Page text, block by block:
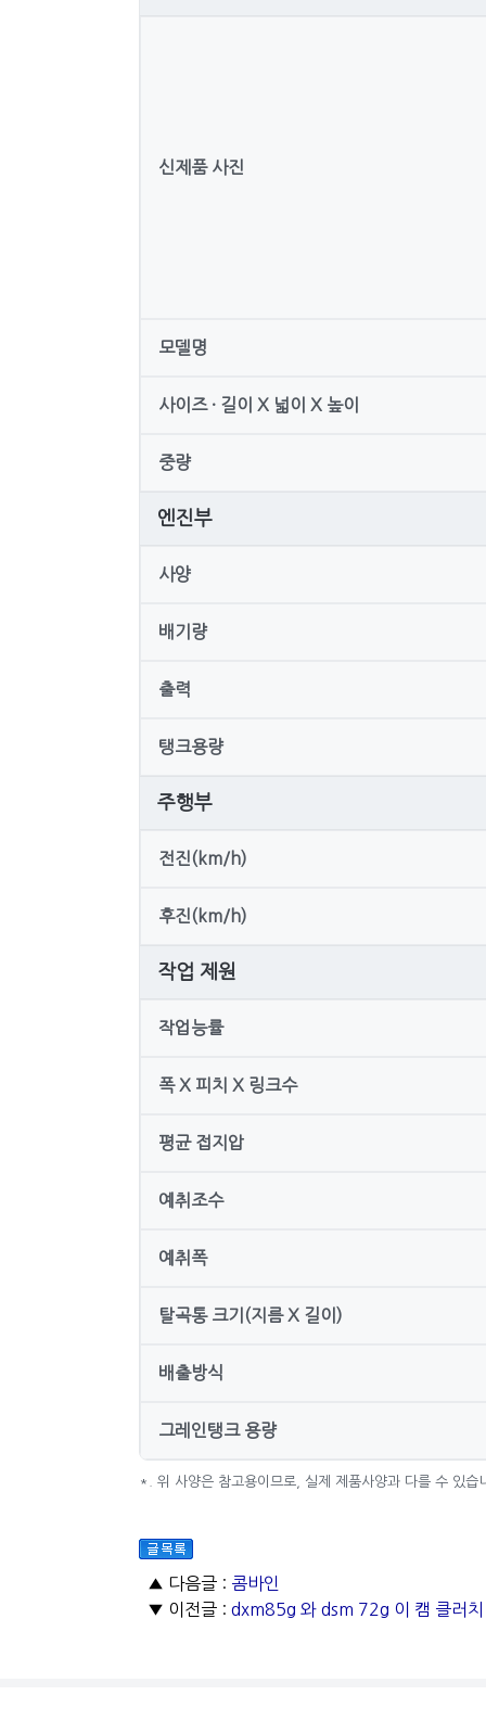
신제품 사진
모델명
사이즈 · 길이 X 넓이 X 높이
중량
엔진부
사양
배기량
출력
탱크용량
주행부
전진(km/h)
후진(km/h)
작업 제원
작업능률
폭 X 피치 X 링크수
평균 접지압
예취조수
예취폭
탈곡통 크기(지름 X 길이)
배출방식
그레인탱크 용량
*. 위 사양은 참고용이므로, 실제 제품사양과 다를 수 있습
▲ 다음글 : 콤바인
▼ 이전글 : dxm85g 와 dsm 72g 이 캠 클러치